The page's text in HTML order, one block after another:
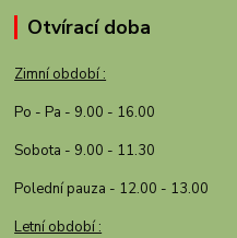
Otvírací doba
Zimní období :
Po - Pa - 9.00 - 16.00
Sobota - 9.00 - 11.30
Polední pauza - 12.00 - 13.00
Letní období :